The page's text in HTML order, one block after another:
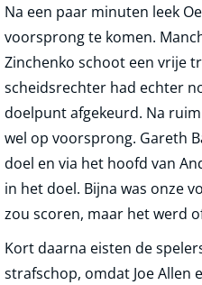
Na een paar minuten leek
voorsprong te komen.
Zinchenko schoot een vrije
scheidsrechter had echter
doelpunt afgekeurd. Na
wel op voorsprong. Gareth
doel en via het hoofd van
in het doel. Bijna was onze
zou scoren, maar het werd
Kort daarna eisten de
strafschop, omdat Joe Allen